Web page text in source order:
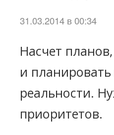
31.03.2014 в 00:34
Насчет
и
реальности.
приоритетов.